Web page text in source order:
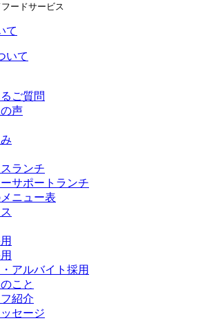
ードサービス
て
いて
ご質問
声
ランチ
サポートランチ
ニュー表
アルバイト採用
こと
紹介
セージ